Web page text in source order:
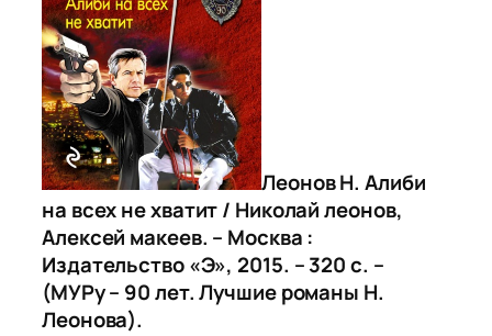
Леонов Н. Алиби
на всех не хватит / Николай леонов,
Алексей макеев. – Москва :
Издательство «Э», 2015. – 320 с. –
(МУРу – 90 лет. Лучшие романы Н.
Леонова).